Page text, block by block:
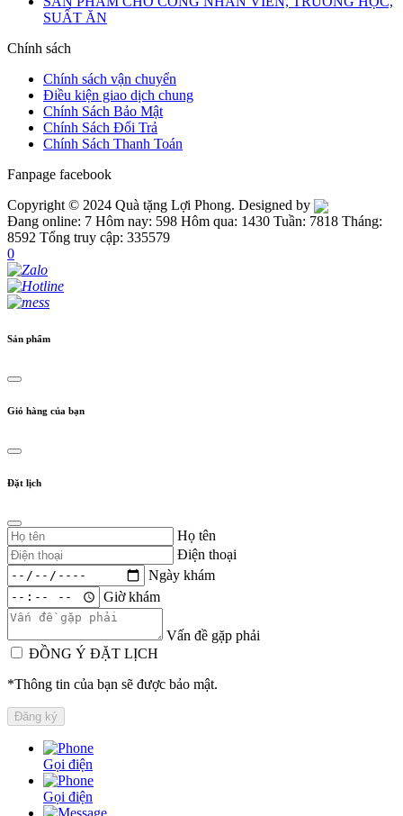
SUẤT ĂN
Chính sách
Chính sách vận chuyển
Điều kiện giao dịch chung
Chính Sách Bảo Mật
Chính Sách Đổi Trả
Chính Sách Thanh Toán
Fanpage facebook
Copyright © 2024 Quà tặng Lợi Phong. Designed by
Đang online: 7 Hôm nay: 598 Hôm qua: 1430 Tuần: 7818 Tháng:
8592 Tổng truy cập: 335579
0
Sản phẩm
Giỏ hàng của bạn
Đặt lịch
Họ tên
Điện thoại
Ngày khám
Giờ khám
Vấn đề gặp phải
ĐỒNG Ý ĐẶT LỊCH
*Thông tin của bạn sẽ được bảo mật.
Gọi điện
Gọi điện